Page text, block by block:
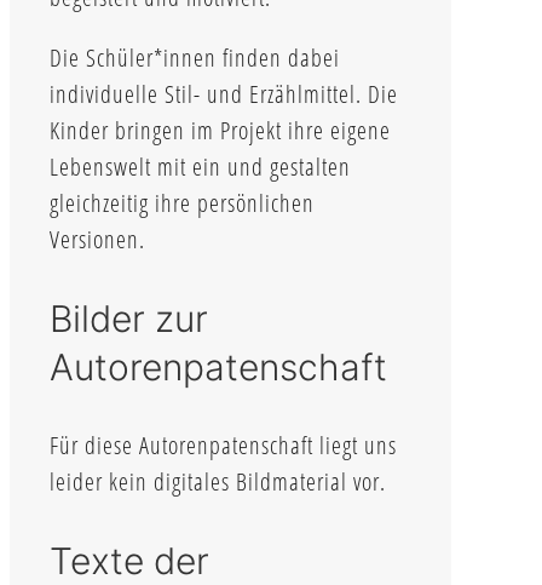
Die Schüler*innen finden dabei
individuelle Stil- und Erzählmittel. Die
Kinder bringen im Projekt ihre eigene
Lebenswelt mit ein und gestalten
gleichzeitig ihre persönlichen
Versionen.
Bilder zur
Autorenpatenschaft
Für diese Autorenpatenschaft liegt uns
leider kein digitales Bildmaterial vor.
Texte der